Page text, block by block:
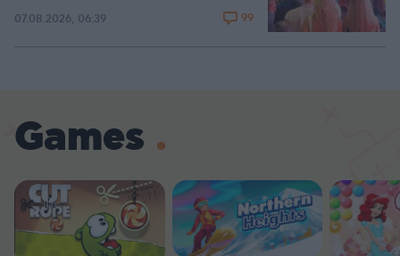
07.08.2026, 06:39 99
Games